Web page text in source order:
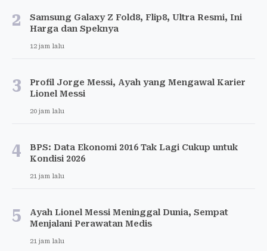
2
Samsung Galaxy Z Fold8, Flip8, Ultra Resmi, Ini
Harga dan Speknya
12 jam lalu
3
Profil Jorge Messi, Ayah yang Mengawal Karier
Lionel Messi
20 jam lalu
4
BPS: Data Ekonomi 2016 Tak Lagi Cukup untuk
Kondisi 2026
21 jam lalu
5
Ayah Lionel Messi Meninggal Dunia, Sempat
Menjalani Perawatan Medis
21 jam lalu